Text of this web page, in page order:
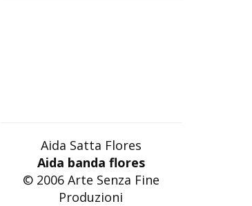
Aida Satta Flores
Aida banda flores
© 2006 Arte Senza Fine
Produzioni